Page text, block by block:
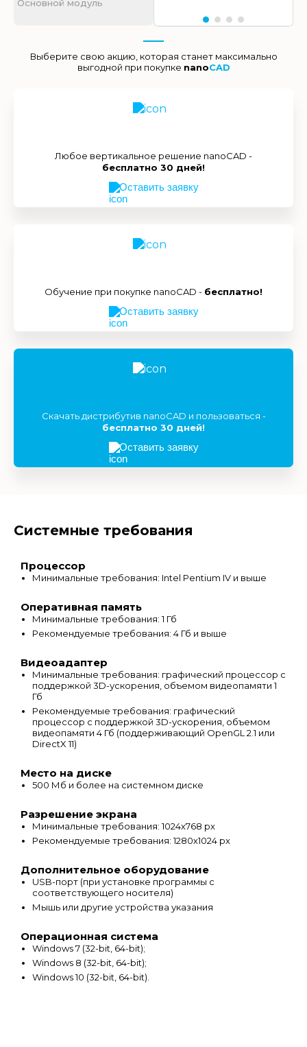
Основной модуль
Выберите свою акцию, которая станет максимально
выгодной при покупке nanoCAD
Любое вертикальное решение nanoCAD -
бесплатно 30 дней!
Оставить заявку
Обучение при покупке nanoCAD - бесплатно!
Оставить заявку
Скачать дистрибутив nanoCAD и пользоваться -
бесплатно 30 дней!
Оставить заявку
Системные требования
Процессор
Минимальные требования: Intel Pentium IV и выше
Оперативная память
Минимальные требования: 1 Гб
Рекомендуемые требования: 4 Гб и выше
Видеоадаптер
Минимальные требования: графический процессор с
поддержкой 3D-ускорения, объемом видеопамяти 1
Гб
Рекомендуемые требования: графический
процессор с поддержкой 3D-ускорения, объемом
видеопамяти 4 Гб (поддерживающий OpenGL 2.1 или
DirectX 11)
Место на диске
500 Мб и более на системном диске
Разрешение экрана
Минимальные требования: 1024х768 px
Рекомендуемые требования: 1280х1024 px
Дополнительное оборудование
USB-порт (при установке программы с
соответствующего носителя)
Мышь или другие устройства указания
Операционная система
Windows 7 (32-bit, 64-bit);
Windows 8 (32-bit, 64-bit);
Windows 10 (32-bit, 64-bit).